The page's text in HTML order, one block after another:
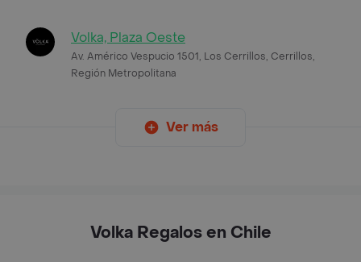
Volka, Plaza Oeste
Av. Américo Vespucio 1501, Los Cerrillos, Cerrillos,
Región Metropolitana
Ver más
Volka Regalos en Chile